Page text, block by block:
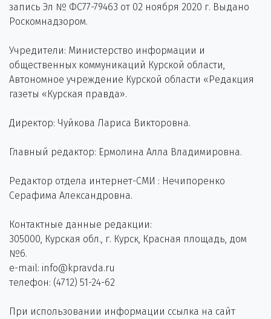
запись Эл № ФС77-79463 от 02 ноября 2020 г. Выдано
Роскомнадзором.
Учредители: Министерство информации и
общественных коммуникаций Курской области,
Автономное учреждение Курской области «Редакция
газеты «Курская правда».
Директор: Чуйкова Лариса Викторовна.
Главный редактор: Ермолина Алла Владимировна.
Редактор отдела интернет-СМИ : Нечипоренко
Серафима Александровна.
Контактные данные редакции:
305000, Курская обл., г. Курск, Красная площадь, дом
№6.
e-mail: info@kpravda.ru
телефон: (4712) 51-24-62
При использовании информации ссылка на сайт